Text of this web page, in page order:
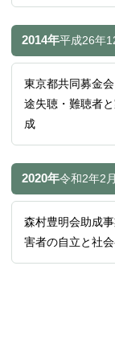
2014年平成26年
東京都共同募金
途失聴・難聴者
成
2020年令和2年2
森村豊明会助成
害者の自立と社